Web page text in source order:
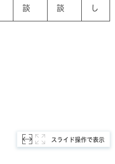
談
談
し
スライド操作で表示